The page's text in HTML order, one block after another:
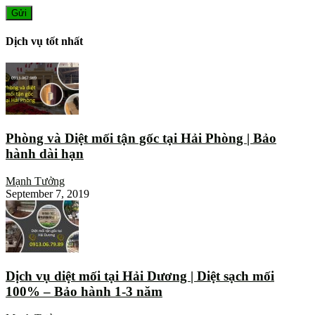
Dịch vụ tốt nhất
Phòng và Diệt mối tận gốc tại Hải Phòng | Bảo
hành dài hạn
Mạnh Tưởng
September 7, 2019
Dịch vụ diệt mối tại Hải Dương | Diệt sạch mối
100% – Bảo hành 1-3 năm